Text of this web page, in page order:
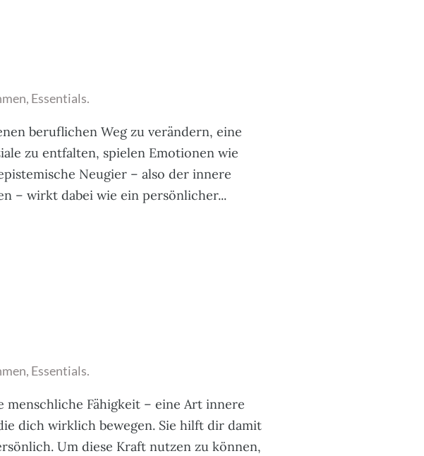
, Essentials.
beruflichen Weg zu verändern, eine
zu entfalten, spielen Emotionen wie
Neugier – also der innere
– wirkt dabei wie ein persönlicher...
, Essentials.
Fähigkeit – eine Art innere
dich wirklich bewegen. Sie hilft dir damit
Um diese Kraft nutzen zu können,